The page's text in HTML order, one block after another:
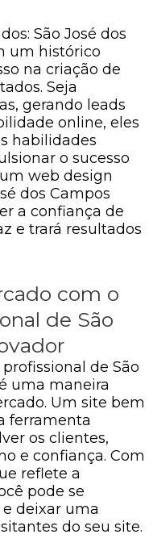
São José dos
um histórico
na criação de
Seja
gerando leads
online, eles
habilidades
o sucesso
web design
dos Campos
a confiança de
e trará resultados
com o
de São
de São
uma maneira
Um site bem
ferramenta
os clientes,
e confiança. Com
reflete a
pode se
deixar uma
do seu site.